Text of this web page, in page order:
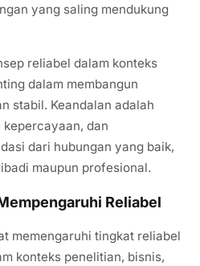
yang saling mendukung
reliabel dalam konteks
dalam membangun
stabil. Keandalan adalah
dan
dari hubungan yang baik,
maupun profesional.
Reliabel
memengaruhi tingkat reliabel
konteks penelitian, bisnis,